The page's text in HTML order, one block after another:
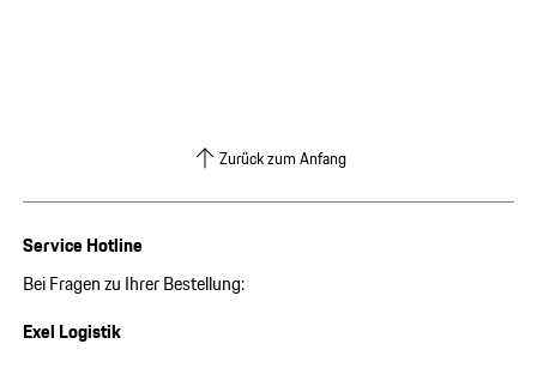
Zurück zum Anfang
Service Hotline
Bei Fragen zu Ihrer Bestellung:
Exel Logistik